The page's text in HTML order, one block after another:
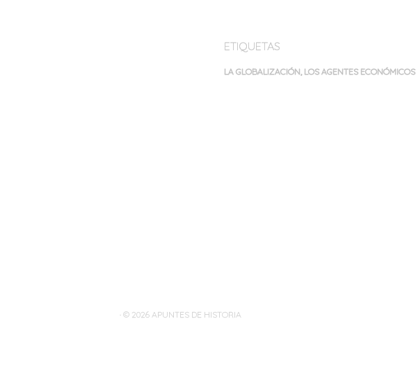
ETIQUETAS
LA GLOBALIZACIÓN, LOS AGENTES ECONÓMICOS
· © 2026 APUNTES DE HISTORIA